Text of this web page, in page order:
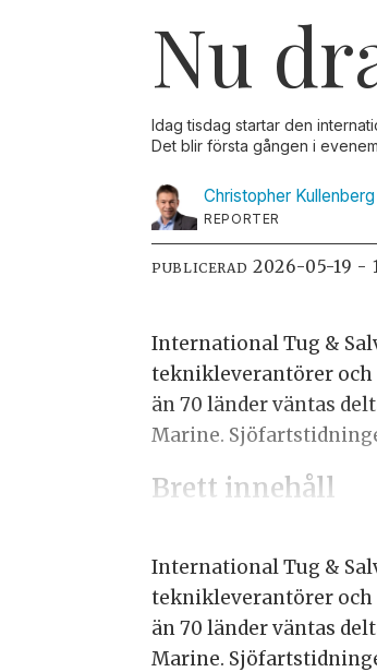
Nu
Idag tisdag startar den
Det blir första gången i
Christopher Kullenberg
REPORTER
PUBLICERAD 2026-05-19 -
International Tug &
teknikleverantörer och
än 70 länder väntas
Marine.
Brett innehåll
International Tug &
teknikleverantörer och
än 70 länder väntas
Marine.